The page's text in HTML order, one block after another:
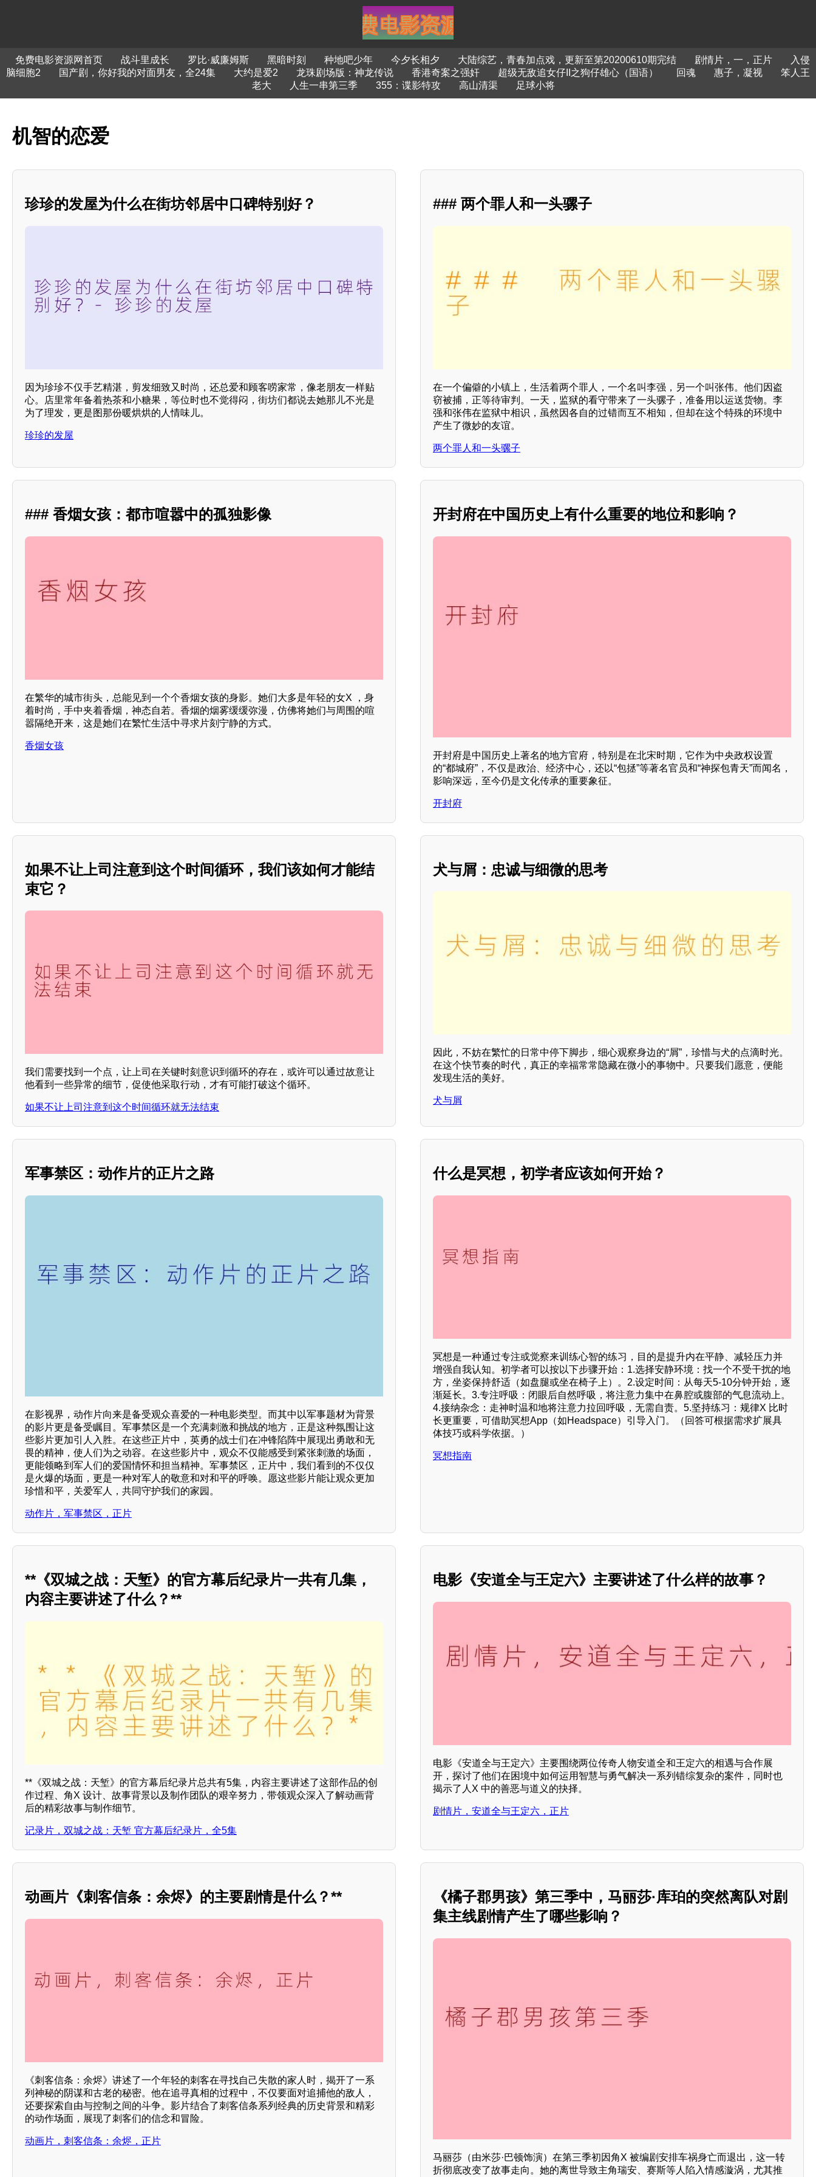
免费电影资源网首页 战斗里成长 罗比·威廉姆斯 黑暗时刻 种地吧少年 今夕长相夕 大陆综艺，青春加点戏，更新至第20200610期完结 剧情片，一，正片
入侵
脑细胞2
国产剧，你好我的对面男友，全24集 大约是爱2 龙珠剧场版：神龙传说 香港奇案之强奸 超级无敌追女仔II之狗仔雄心（国语） 回魂 惠子，凝视
笨人王
老大
人生一串第三季 355：谍影特攻 高山清渠 足球小将
机智的恋爱
珍珍的发屋为什么在街坊邻居中口碑特别好？
因为珍珍不仅手艺精湛，剪发细致又时尚，还总爱和顾客唠家常，像老朋友一样贴
心。店里常年备着热茶和小糖果，等位时也不觉得闷，街坊们都说去她那儿不光是
为了理发，更是图那份暖烘烘的人情味儿。
珍珍的发屋
### 两个罪人和一头骡子
在一个偏僻的小镇上，生活着两个罪人，一个名叫李强，另一个叫张伟。他们因盗
窃被捕，正等待审判。一天，监狱的看守带来了一头骡子，准备用以运送货物。李
强和张伟在监狱中相识，虽然因各自的过错而互不相知，但却在这个特殊的环境中
产生了微妙的友谊。
两个罪人和一头骡子
### 香烟女孩：都市喧嚣中的孤独影像
在繁华的城市街头，总能见到一个个香烟女孩的身影。她们大多是年轻的女X ，身
着时尚，手中夹着香烟，神态自若。香烟的烟雾缓缓弥漫，仿佛将她们与周围的喧
嚣隔绝开来，这是她们在繁忙生活中寻求片刻宁静的方式。
香烟女孩
开封府在中国历史上有什么重要的地位和影响？
开封府是中国历史上著名的地方官府，特别是在北宋时期，它作为中央政权设置
的“都城府”，不仅是政治、经济中心，还以“包拯”等著名官员和“神探包青天”而闻名，
影响深远，至今仍是文化传承的重要象征。
开封府
如果不让上司注意到这个时间循环，我们该如何才能结
束它？
我们需要找到一个点，让上司在关键时刻意识到循环的存在，或许可以通过故意让
他看到一些异常的细节，促使他采取行动，才有可能打破这个循环。
如果不让上司注意到这个时间循环就无法结束
犬与屑：忠诚与细微的思考
因此，不妨在繁忙的日常中停下脚步，细心观察身边的“屑”，珍惜与犬的点滴时光。
在这个快节奏的时代，真正的幸福常常隐藏在微小的事物中。只要我们愿意，便能
发现生活的美好。
犬与屑
军事禁区：动作片的正片之路
在影视界，动作片向来是备受观众喜爱的一种电影类型。而其中以军事题材为背景
的影片更是备受瞩目。军事禁区是一个充满刺激和挑战的地方，正是这种氛围让这
些影片更加引人入胜。在这些正片中，英勇的战士们在冲锋陷阵中展现出勇敢和无
畏的精神，使人们为之动容。在这些影片中，观众不仅能感受到紧张刺激的场面，
更能领略到军人们的爱国情怀和担当精神。军事禁区，正片中，我们看到的不仅仅
是火爆的场面，更是一种对军人的敬意和对和平的呼唤。愿这些影片能让观众更加
珍惜和平，关爱军人，共同守护我们的家园。
动作片，军事禁区，正片
什么是冥想，初学者应该如何开始？
冥想是一种通过专注或觉察来训练心智的练习，目的是提升内在平静、减轻压力并
增强自我认知。初学者可以按以下步骤开始：1.选择安静环境：找一个不受干扰的地
方，坐姿保持舒适（如盘腿或坐在椅子上）。2.设定时间：从每天5-10分钟开始，逐
渐延长。3.专注呼吸：闭眼后自然呼吸，将注意力集中在鼻腔或腹部的气息流动上。
4.接纳杂念：走神时温和地将注意力拉回呼吸，无需自责。5.坚持练习：规律X 比时
长更重要，可借助冥想App（如Headspace）引导入门。（回答可根据需求扩展具
体技巧或科学依据。）
冥想指南
**《双城之战：天堑》的官方幕后纪录片一共有几集，
内容主要讲述了什么？**
**《双城之战：天堑》的官方幕后纪录片总共有5集，内容主要讲述了这部作品的创
作过程、角X 设计、故事背景以及制作团队的艰辛努力，带领观众深入了解动画背
后的精彩故事与制作细节。
记录片，双城之战：天堑 官方幕后纪录片，全5集
电影《安道全与王定六》主要讲述了什么样的故事？
电影《安道全与王定六》主要围绕两位传奇人物安道全和王定六的相遇与合作展
开，探讨了他们在困境中如何运用智慧与勇气解决一系列错综复杂的案件，同时也
揭示了人X 中的善恶与道义的抉择。
剧情片，安道全与王定六，正片
动画片《刺客信条：余烬》的主要剧情是什么？**
《刺客信条：余烬》讲述了一个年轻的刺客在寻找自己失散的家人时，揭开了一系
列神秘的阴谋和古老的秘密。他在追寻真相的过程中，不仅要面对追捕他的敌人，
还要探索自由与控制之间的斗争。影片结合了刺客信条系列经典的历史背景和精彩
的动作场面，展现了刺客们的信念和冒险。
动画片，刺客信条：余烬，正片
《橘子郡男孩》第三季中，马丽莎·库珀的突然离队对剧
集主线剧情产生了哪些影响？
马丽莎（由米莎·巴顿饰演）在第三季初因角X 被编剧安排车祸身亡而退出，这一转
折彻底改变了故事走向。她的离世导致主角瑞安、赛斯等人陷入情感漩涡，尤其推